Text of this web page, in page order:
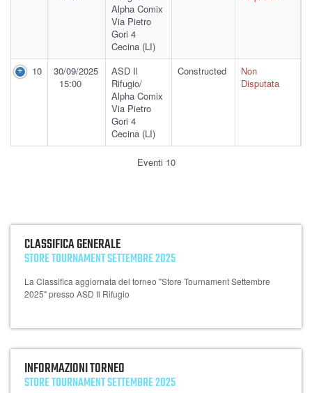
Alpha Comix
Via Pietro
Gori 4
Cecina (LI)
10
30/09/2025
15:00
ASD Il
Rifugio/
Alpha Comix
Via Pietro
Gori 4
Cecina (LI)
Constructed
Non
Disputata
Eventi 10
CLASSIFICA GENERALE
STORE TOURNAMENT SETTEMBRE 2025
La Classifica aggiornata del torneo "Store Tournament Settembre
2025" presso ASD Il Rifugio
INFORMAZIONI TORNEO
STORE TOURNAMENT SETTEMBRE 2025